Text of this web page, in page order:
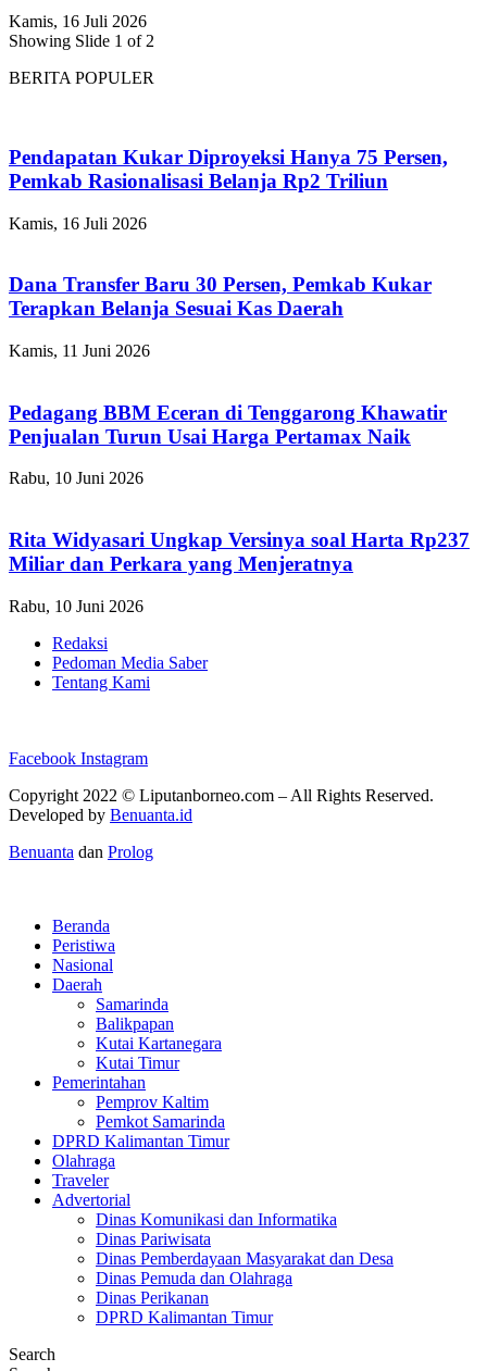
Kamis, 16 Juli 2026
Showing Slide 1 of 2
BERITA POPULER
Pendapatan Kukar Diproyeksi Hanya 75 Persen,
Pemkab Rasionalisasi Belanja Rp2 Triliun
Kamis, 16 Juli 2026
Dana Transfer Baru 30 Persen, Pemkab Kukar
Terapkan Belanja Sesuai Kas Daerah
Kamis, 11 Juni 2026
Pedagang BBM Eceran di Tenggarong Khawatir
Penjualan Turun Usai Harga Pertamax Naik
Rabu, 10 Juni 2026
Rita Widyasari Ungkap Versinya soal Harta Rp237
Miliar dan Perkara yang Menjeratnya
Rabu, 10 Juni 2026
Redaksi
Pedoman Media Saber
Tentang Kami
Facebook Instagram
Copyright 2022 © Liputanborneo.com – All Rights Reserved.
Developed by Benuanta.id
Benuanta dan Prolog
Beranda
Peristiwa
Nasional
Daerah
Samarinda
Balikpapan
Kutai Kartanegara
Kutai Timur
Pemerintahan
Pemprov Kaltim
Pemkot Samarinda
DPRD Kalimantan Timur
Olahraga
Traveler
Advertorial
Dinas Komunikasi dan Informatika
Dinas Pariwisata
Dinas Pemberdayaan Masyarakat dan Desa
Dinas Pemuda dan Olahraga
Dinas Perikanan
DPRD Kalimantan Timur
Search